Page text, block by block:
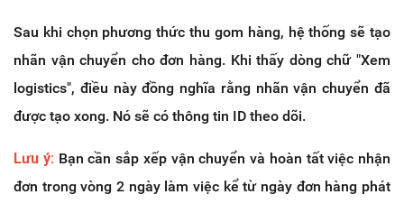
Sau khi chọn phương thức thu gom hàng, hệ thống sẽ tạo
nhãn vận chuyển cho đơn hàng. Khi thấy dòng chữ "Xem
logistics", điều này đồng nghĩa rằng nhãn vận chuyển đã
được tạo xong. Nó sẽ có thông tin ID theo dõi.
Lưu ý: Bạn cần sắp xếp vận chuyển và hoàn tất việc nhận
đơn trong vòng 2 ngày làm việc kể từ ngày đơn hàng phát